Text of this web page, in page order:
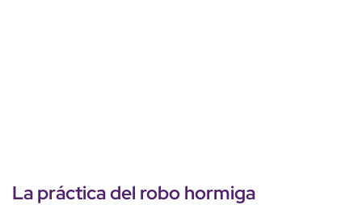
La práctica del robo hormiga